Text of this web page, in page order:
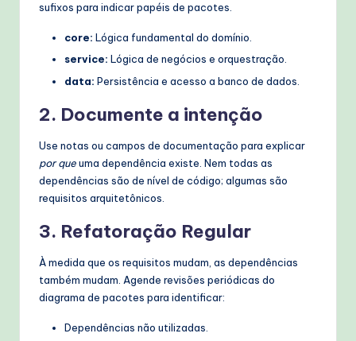
sufixos para indicar papéis de pacotes.
core: Lógica fundamental do domínio.
service: Lógica de negócios e orquestração.
data: Persistência e acesso a banco de dados.
2. Documente a intenção
Use notas ou campos de documentação para explicar
por queuma dependência existe. Nem todas as
dependências são de nível de código; algumas são
requisitos arquitetônicos.
3. Refatoração Regular
À medida que os requisitos mudam, as dependências
também mudam. Agende revisões periódicas do
diagrama de pacotes para identificar:
Dependências não utilizadas.